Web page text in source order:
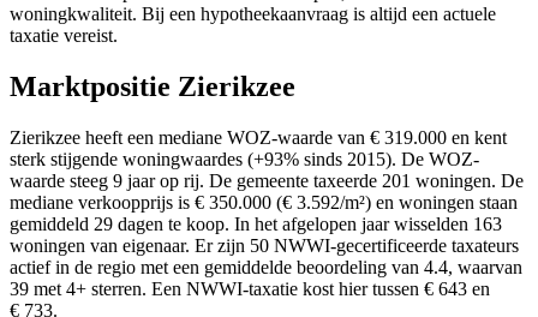
woningkwaliteit. Bij een hypotheekaanvraag is altijd een actuele
taxatie vereist.
Marktpositie Zierikzee
Zierikzee heeft een mediane WOZ-waarde van € 319.000 en kent
sterk stijgende woningwaardes (+93% sinds 2015). De WOZ-
waarde steeg 9 jaar op rij. De gemeente taxeerde 201 woningen. De
mediane verkoopprijs is € 350.000 (€ 3.592/m²) en woningen staan
gemiddeld 29 dagen te koop. In het afgelopen jaar wisselden 163
woningen van eigenaar. Er zijn 50 NWWI-gecertificeerde taxateurs
actief in de regio met een gemiddelde beoordeling van 4.4, waarvan
39 met 4+ sterren. Een NWWI-taxatie kost hier tussen € 643 en
€ 733.